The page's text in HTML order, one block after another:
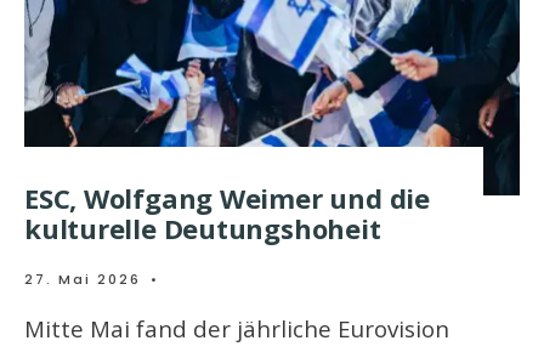
ESC, Wolfgang Weimer und die
kulturelle Deutungshoheit
27. Mai 2026 •
Mitte Mai fand der jährliche Eurovision